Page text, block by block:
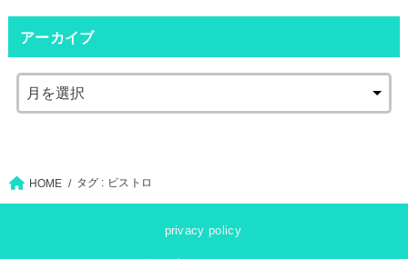
アーカイブ
HOME タグ : ビストロ
privacy policy